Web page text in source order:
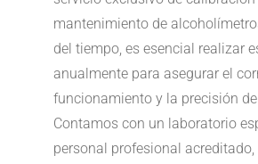
mantenimiento de
del tiempo, es esencial realizar
anualmente para asegurar el
funcionamiento y la precisión
Contamos con un laboratorio
personal profesional